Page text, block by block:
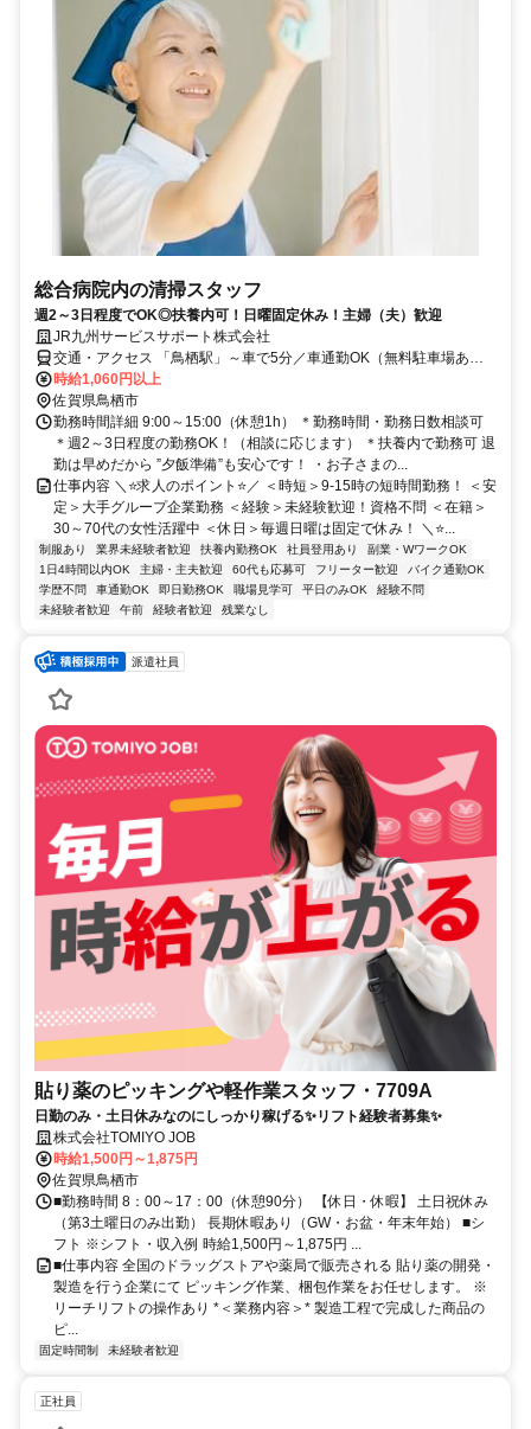
総合病院内の清掃スタッフ
週2～3日程度でOK◎扶養内可！日曜固定休み！主婦（夫）歓迎
JR九州サービスサポート株式会社
交通・アクセス 「鳥栖駅」～車で5分／車通勤OK（無料駐車場あ
り）
時給1,060円以上
佐賀県鳥栖市
勤務時間詳細 9:00～15:00（休憩1h） ＊勤務時間・勤務日数相談可
＊週2～3日程度の勤務OK！（相談に応じます） ＊扶養内で勤務可 退
勤は早めだから ”夕飯準備”も安心です！ ・お子さまの...
仕事内容 ＼⭐求人のポイント⭐／ ＜時短＞9-15時の短時間勤務！ ＜安
定＞大手グループ企業勤務 ＜経験＞未経験歓迎！資格不問 ＜在籍＞
30～70代の女性活躍中 ＜休日＞毎週日曜は固定で休み！ ＼⭐...
制服あり 業界未経験者歓迎 扶養内勤務OK 社員登用あり
副業・WワークOK
1日4時間以内OK
主婦・主夫歓迎 60代も応募可 フリーター歓迎
バイク通勤OK
学歴不問
車通勤OK 即日勤務OK 職場見学可 平日のみOK
経験不問
未経験者歓迎
午前 経験者歓迎 残業なし
派遣社員
貼り薬のピッキングや軽作業スタッフ・7709A
日勤のみ・土日休みなのにしっかり稼げる✨リフト経験者募集✨
株式会社TOMIYO JOB
時給1,500円～1,875円
佐賀県鳥栖市
■勤務時間 8：00～17：00（休憩90分） 【休日・休暇】 土日祝休み
（第3土曜日のみ出勤） 長期休暇あり（GW・お盆・年末年始） ■シ
フト ※シフト・収入例 時給1,500円～1,875円 ...
■仕事内容 全国のドラッグストアや薬局で販売される 貼り薬の開発・
製造を行う企業にて ピッキング作業、梱包作業をお任せします。 ※
リーチリフトの操作あり *＜業務内容＞* 製造工程で完成した商品の
ピ...
固定時間制 未経験者歓迎
正社員